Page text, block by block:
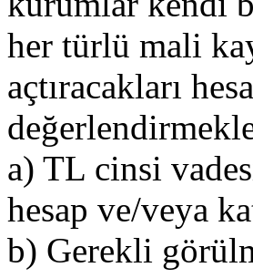
her türlü mali
açtıracakları
a) TL cinsi
hesap ve/veya
b) Gerekli